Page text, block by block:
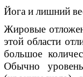
Йога и лишний
Жировые
этой области
большое
Обычно